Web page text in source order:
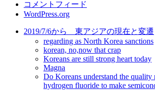
コメントフィード
WordPress.org
2019/7/6から 東アジアの現在と変遷
regarding as North Korea sanctions
korean, no,now that crap
Koreans are still strong heart today
Magna
Do Koreans understand the quality
hydrogen fluoride to make